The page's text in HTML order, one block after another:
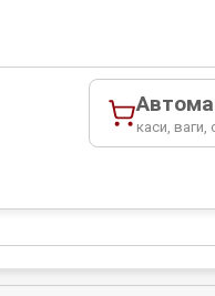
каси, ваги,